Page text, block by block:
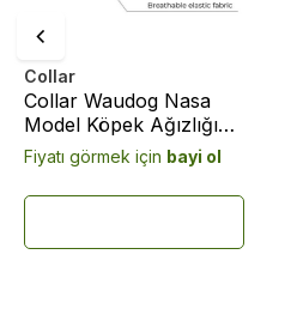
Collar
Collar Waudog Nasa
Model Köpek Ağızlığı
19-26 Cm No:2 (5389)
Fiyatı görmek için bayi ol